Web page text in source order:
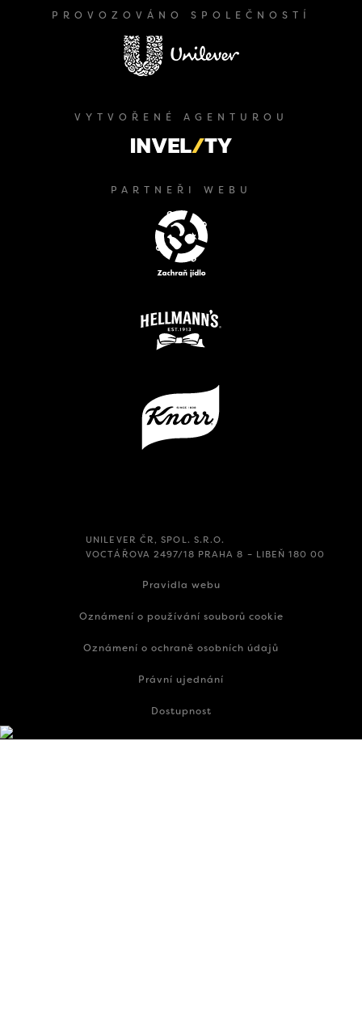
PROVOZOVÁNO SPOLEČNOSTÍ
VYTVOŘENÉ AGENTUROU
PARTNEŘI WEBU
UNILEVER ČR, SPOL. S.R.O.
VOCTÁŘOVA 2497/18 PRAHA 8 – LIBEŇ 180 00
Pravidla webu
Oznámení o používání souborů cookie
Oznámení o ochraně osobních údajů
Právní ujednání
Dostupnost